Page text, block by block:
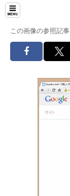
この画像の参照記事